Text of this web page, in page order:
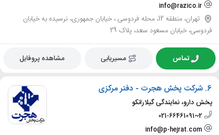
info@razico.ir
تهران، منطقه 12، محله فردوسی ، خیابان جمهوری، نرسیده به خیابان
فردوسی، خیابان مسعود سعد، پلاک 29
تماس مسیریابی مشاهده پروفایل
6. شرکت پخش هجرت - دفتر مرکزی
پخش دارو، نمایندگی گیلارانکو
021-66461091~2
info@p-hejrat.com